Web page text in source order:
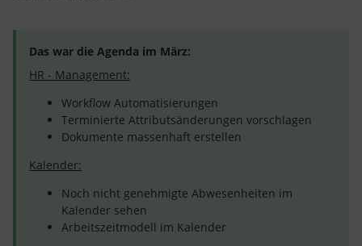
Das war die Agenda im März:
HR - Management:
Workflow Automatisierungen
Terminierte Attributsänderungen vorschlagen
Dokumente massenhaft erstellen
Kalender:
Noch nicht genehmigte Abwesenheiten im
Kalender sehen
Arbeitszeitmodell im Kalender